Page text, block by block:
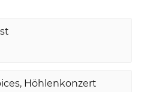
Höhlenkonzert